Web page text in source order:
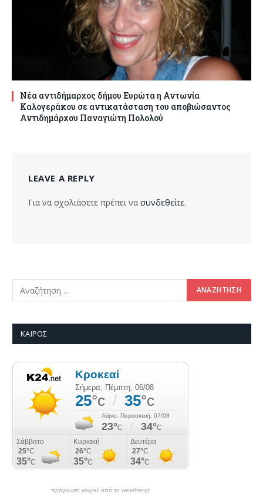
Νέα αντιδήμαρχος δήμου Ευρώτα η Αντωνία
Καλογεράκου σε αντικατάσταση του αποβιώσαντος
Αντιδημάρχου Παναγιώτη Πολολού
LEAVE A REPLY
Για να σχολιάσετε πρέπει να συνδεθείτε.
ΚΑΙΡΌΣ
πρόγνωση καιρού από το weather.gr